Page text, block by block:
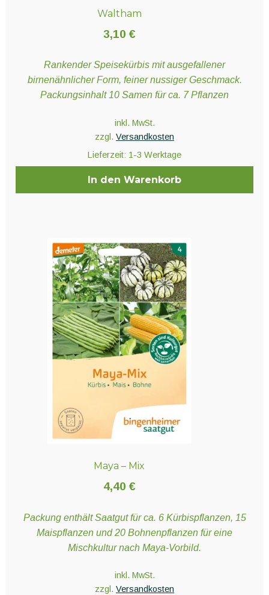
Waltham
3,10 €
Rankender Speisekürbis mit ausgefallener
birnenähnlicher Form, feiner nussiger Geschmack.
Packungsinhalt 10 Samen für ca. 7 Pflanzen
inkl. MwSt.
zzgl. Versandkosten
Lieferzeit: 1-3 Werktage
In den Warenkorb
Maya – Mix
4,40 €
Packung enthält Saatgut für ca. 6 Kürbispflanzen, 15
Maispflanzen und 20 Bohnenpflanzen für eine
Mischkultur nach Maya-Vorbild.
inkl. MwSt.
zzgl. Versandkosten